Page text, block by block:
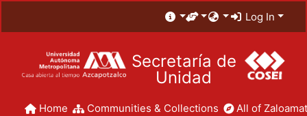
Log In
Secretaría de
Unidad
Home Communities & Collections All of